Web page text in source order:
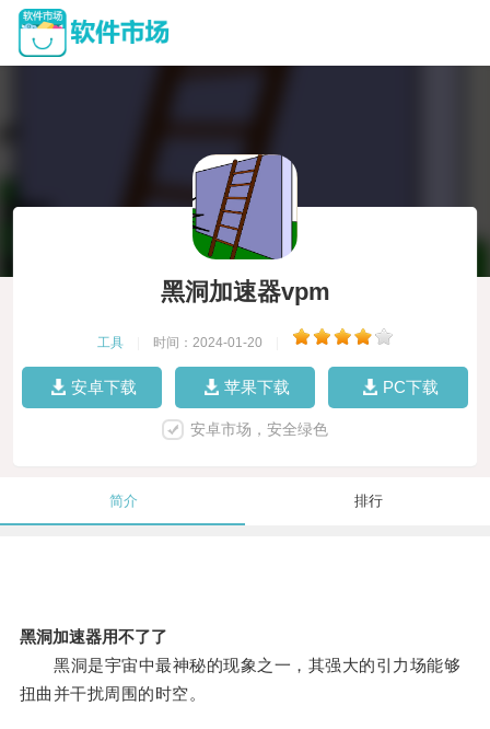
黑洞加速器vpm
工具 时间：2024-01-20
安卓下载 苹果下载 PC下载
安卓市场，安全绿色
简介 排行
黑洞加速器用不了了
黑洞是宇宙中最神秘的现象之一，其强大的引力场能够
扭曲并干扰周围的时空。